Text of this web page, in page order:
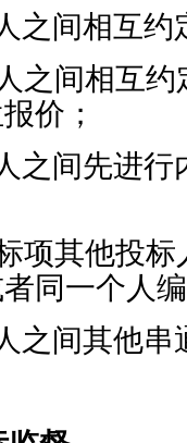
之间相互
之间相互
价；
之间先进
项其他投
同一个人
之间其他